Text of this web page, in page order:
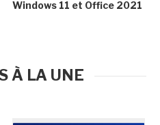
Windows 11 et Office 2021
À LA UNE